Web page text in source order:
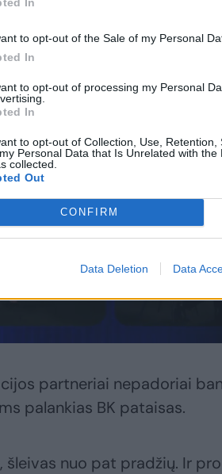
to opt-out of the Sale of my Personal
In
to opt-out of processing my Personal
In
to opt-out of Collection, Use, Retention,
Personal Data that Is Unrelated with the
collected.
Out
CONFIRM
Data Deletion Data
partneriai nepadoriai
palankias BK pataisas.
šleivas nuo pat pradžių. Ir